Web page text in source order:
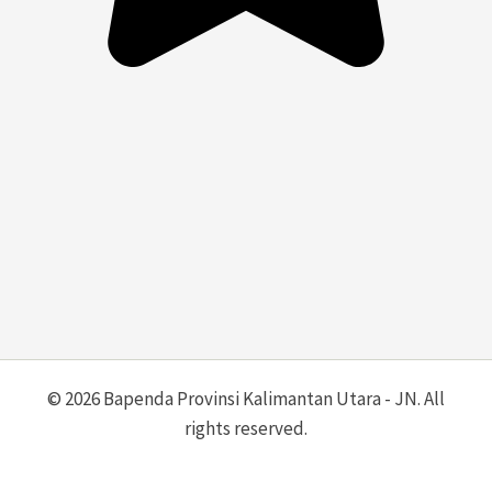
© 2026 Bapenda Provinsi Kalimantan Utara - JN. All
rights reserved.